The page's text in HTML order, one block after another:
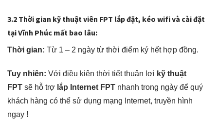
3.2 Thời gian kỹ thuật viên FPT lắp đặt, kéo wifi và cài đặt
tại Vĩnh Phúc mất bao lâu:
Thời gian: Từ 1 – 2 ngày từ thời điểm ký hết hợp đồng.
Tuy nhiên: Với điều kiện thời tiết thuận lợi kỹ thuật
FPT sẽ hỗ trợ lắp Internet FPT nhanh trong ngày để quý
khách hàng có thể sử dụng mạng Internet, truyền hình
ngay !